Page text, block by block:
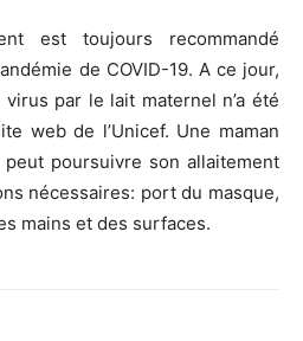
est toujours recommandé
de COVID-19. A ce jour,
par le lait maternel n’a été
web de l’Unicef. Une maman
poursuivre son allaitement
nécessaires: port du masque,
mains et des surfaces.